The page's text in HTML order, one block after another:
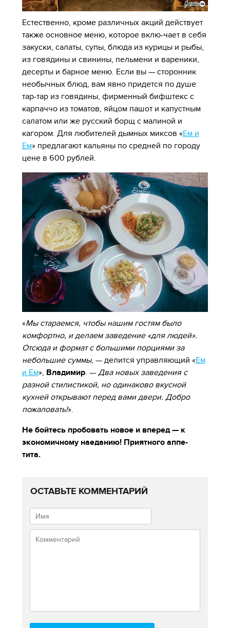
Естественно, кроме различных акций действует
также основное меню, которое вклю-чает в себя
закуски, салаты, супы, блюда из курицы и рыбы,
из говядины и свинины, пельмени и вареники,
десерты и барное меню. Если вы — сторонник
необычных блюд, вам явно придется по душе
тар-тар из говядины, фирменный бифштекс с
карпаччо из томатов, яйцом пашот и капустным
салатом или же русский борщ с малиной и
кагором. Для любителей дымных миксов «Ем и
Ем» предлагают кальяны по средней по городу
цене в 600 рублей.
«Мы стараемся, чтобы нашим гостям было
комфортно, и делаем заведение «для людей».
Отсюда и формат с большими порциями за
небольшие суммы, — делится управляющий «Ем
и Ем», Владимир. —Два новых заведения с
разной стилистикой, но одинаково вкусной
кухней открывают перед вами двери. Добро
пожаловать!».
Не бойтесь пробовать новое и вперед — к
экономичному наеданию! Приятного аппе-
тита.
ОСТАВЬТЕ КОММЕНТАРИЙ